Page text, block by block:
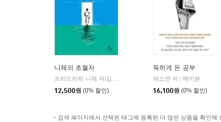
니체의 초월자
프리드리히 니체 저/김철 편역
12,500원 (0% 할인)
독하게 돈 공부
박소연 저
메이븐
16,100원 (0% 할인)
검색 페이지에서 선택된 태그에 등록된 더 많은 상품을 확인해